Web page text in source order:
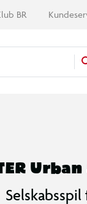
BR